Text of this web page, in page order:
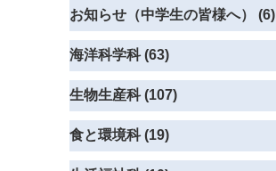
お知らせ（中学生の皆様へ） (6)
海洋科学科 (63)
生物生産科 (107)
食と環境科 (19)